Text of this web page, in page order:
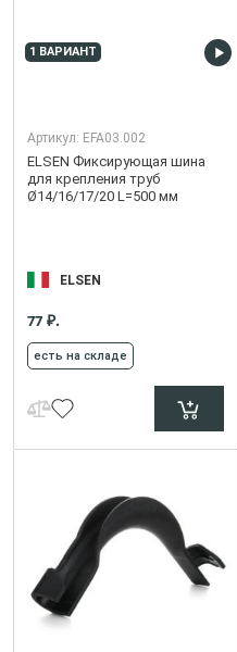
1 ВАРИАНТ
Артикул: EFA03.002
ELSEN Фиксирующая шина
для крепления труб
Ø14/16/17/20 L=500 мм
ELSEN
77 ₽.
есть на складе